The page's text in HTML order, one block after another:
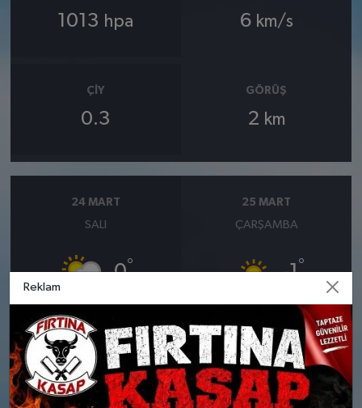
1013 hpa 6 km/s
ÇIY
0.3
GÖRÜŞ
2 km
24 MART
SALI
0°
Parçalı Bulutlu
Nem: %90
Rüzgar: 8 km/h
25 MART
ÇARŞAMBA
-1°
Nem: %81
Rüzgar: 9 km/h
Reklam